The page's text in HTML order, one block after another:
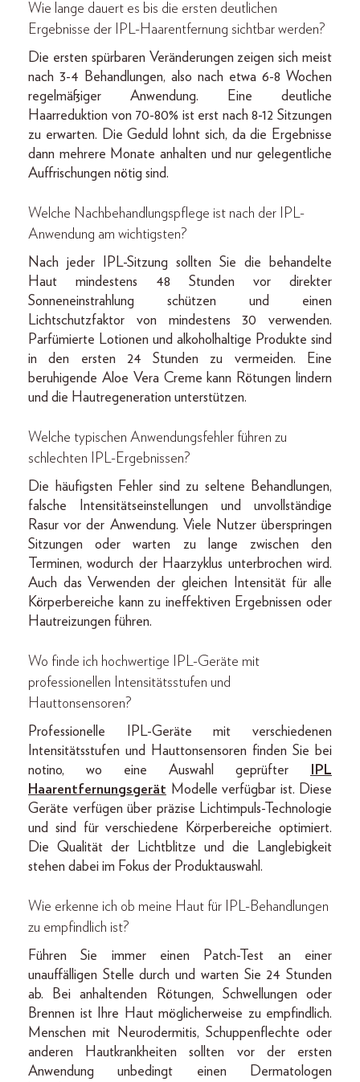
Wie lange dauert es bis die ersten deutlichen
Ergebnisse der IPL-Haarentfernung sichtbar werden?
Die ersten spürbaren Veränderungen zeigen sich meist
nach 3-4 Behandlungen, also nach etwa 6-8 Wochen
regelmäßiger Anwendung. Eine deutliche
Haarreduktion von 70-80% ist erst nach 8-12 Sitzungen
zu erwarten. Die Geduld lohnt sich, da die Ergebnisse
dann mehrere Monate anhalten und nur gelegentliche
Auffrischungen nötig sind.
Welche Nachbehandlungspflege ist nach der IPL-
Anwendung am wichtigsten?
Nach jeder IPL-Sitzung sollten Sie die behandelte
Haut mindestens 48 Stunden vor direkter
Sonneneinstrahlung schützen und einen
Lichtschutzfaktor von mindestens 30 verwenden.
Parfümierte Lotionen und alkoholhaltige Produkte sind
in den ersten 24 Stunden zu vermeiden. Eine
beruhigende Aloe Vera Creme kann Rötungen lindern
und die Hautregeneration unterstützen.
Welche typischen Anwendungsfehler führen zu
schlechten IPL-Ergebnissen?
Die häufigsten Fehler sind zu seltene Behandlungen,
falsche Intensitätseinstellungen und unvollständige
Rasur vor der Anwendung. Viele Nutzer überspringen
Sitzungen oder warten zu lange zwischen den
Terminen, wodurch der Haarzyklus unterbrochen wird.
Auch das Verwenden der gleichen Intensität für alle
Körperbereiche kann zu ineffektiven Ergebnissen oder
Hautreizungen führen.
Wo finde ich hochwertige IPL-Geräte mit
professionellen Intensitätsstufen und
Hauttonsensoren?
Professionelle IPL-Geräte mit verschiedenen
Intensitätsstufen und Hauttonsensoren finden Sie bei
notino, wo eine Auswahl geprüfter
IPL
Haarentfernungsgerät Modelle verfügbar ist. Diese
Geräte verfügen über präzise Lichtimpuls-Technologie
und sind für verschiedene Körperbereiche optimiert.
Die Qualität der Lichtblitze und die Langlebigkeit
stehen dabei im Fokus der Produktauswahl.
Wie erkenne ich ob meine Haut für IPL-Behandlungen
zu empfindlich ist?
Führen Sie immer einen Patch-Test an einer
unauffälligen Stelle durch und warten Sie 24 Stunden
ab. Bei anhaltenden Rötungen, Schwellungen oder
Brennen ist Ihre Haut möglicherweise zu empfindlich.
Menschen mit Neurodermitis, Schuppenflechte oder
anderen Hautkrankheiten sollten vor der ersten
Anwendung unbedingt einen Dermatologen